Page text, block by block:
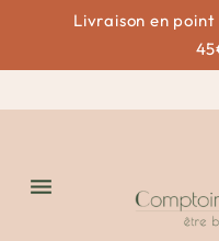
Livraison en
